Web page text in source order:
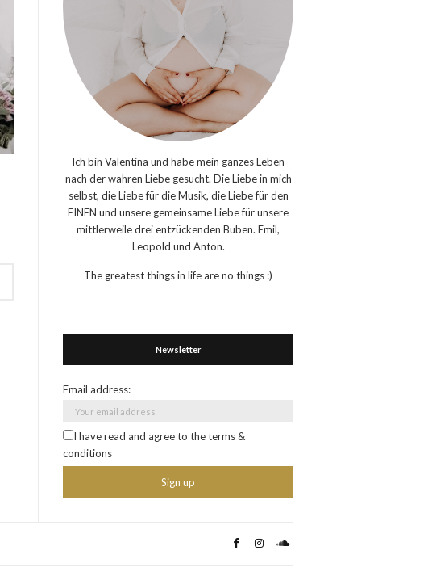
Ich bin Valentina und habe mein ganzes Leben
nach der wahren Liebe gesucht. Die Liebe in mich
selbst, die Liebe für die Musik, die Liebe für den
EINEN und unsere gemeinsame Liebe für unsere
mittlerweile drei entzückenden Buben. Emil,
Leopold und Anton.
The greatest things in life are no things :)
Newsletter
Email address:
I have read and agree to the terms &
conditions